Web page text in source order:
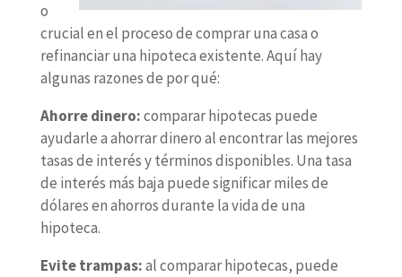
o
crucial en el proceso de comprar una casa o
refinanciar una hipoteca existente. Aquí hay
algunas razones de por qué:
Ahorre dinero:comparar hipotecas puede
ayudarle a ahorrar dinero al encontrar las mejores
tasas de interés y términos disponibles. Una tasa
de interés más baja puede significar miles de
dólares en ahorros durante la vida de una
hipoteca.
Evite trampas:al comparar hipotecas, puede